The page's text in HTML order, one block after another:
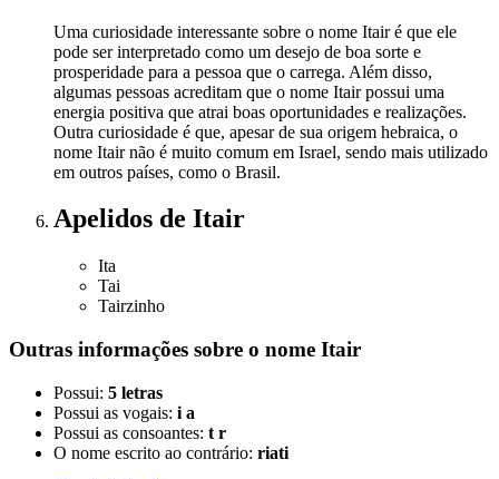
Uma curiosidade interessante sobre o nome Itair é que ele
pode ser interpretado como um desejo de boa sorte e
prosperidade para a pessoa que o carrega. Além disso,
algumas pessoas acreditam que o nome Itair possui uma
energia positiva que atrai boas oportunidades e realizações.
Outra curiosidade é que, apesar de sua origem hebraica, o
nome Itair não é muito comum em Israel, sendo mais utilizado
em outros países, como o Brasil.
Apelidos de Itair
Ita
Tai
Tairzinho
Outras informações sobre o nome Itair
Possui: 5 letras
Possui as vogais: i a
Possui as consoantes: t r
O nome escrito ao contrário: riati